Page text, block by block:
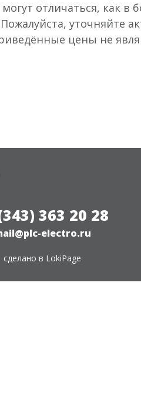
отличаться, как в
уточняйте
цены не
363 20 28
electro.ru
сделано в LokiPage